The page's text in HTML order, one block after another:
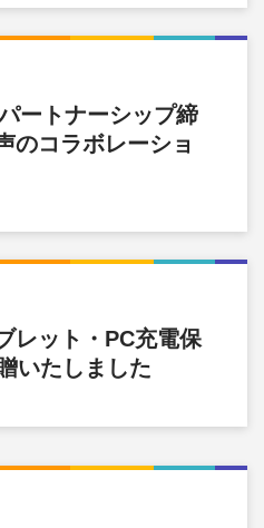
ートナーシップ締
のコラボレーショ
レット・PC充電保
いたしました